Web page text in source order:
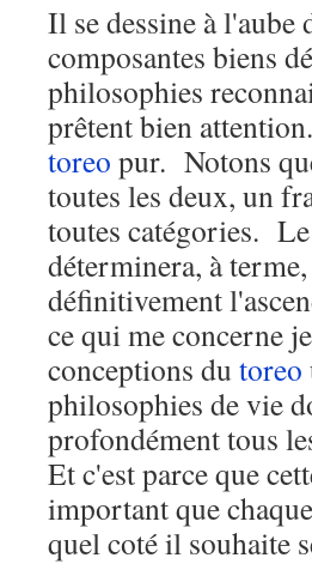
Il se dessine à l'aube
composantes biens
philosophies
prêtent bien
toreo pur. Notons
toutes les deux, un
toutes catégories.
déterminera, à
définitivement
ce qui me concerne
conceptions du toreo
philosophies de vie
profondément tous
Et c'est parce que
important que
quel coté il souhaite